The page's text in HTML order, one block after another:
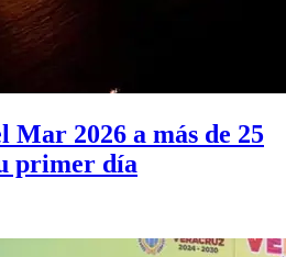
Mar 2026 a más de 25
primer día